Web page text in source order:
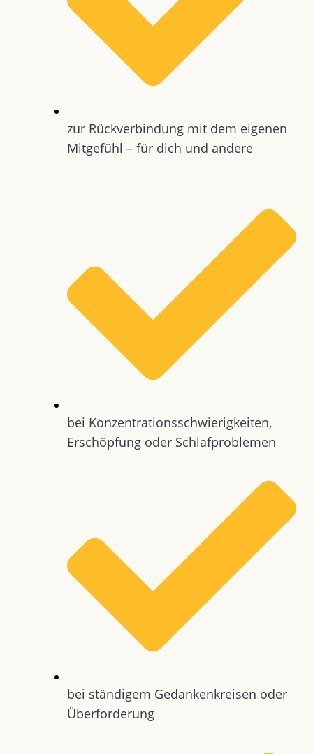
zur Rückverbindung mit dem eigenen
Mitgefühl – für dich und andere
bei Konzentrationsschwierigkeiten,
Erschöpfung oder Schlafproblemen
bei ständigem Gedankenkreisen oder
Überforderung